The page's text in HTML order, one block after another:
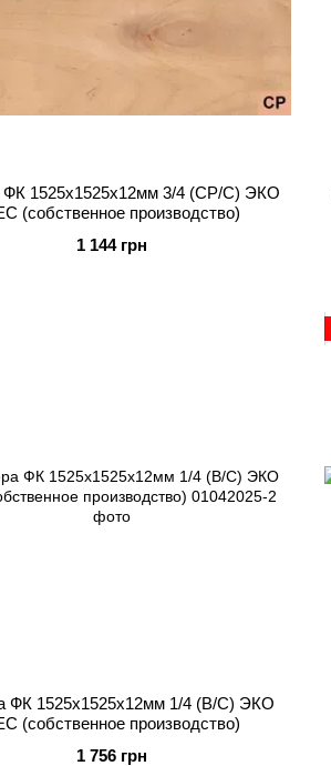
ФК 1525x1525x12мм 3/4 (CP/C) ЭКО
(собственное производство)
1 144 грн
ФК 1525x1525x12мм 1/4 (B/C) ЭКО
(собственное производство)
1 756 грн